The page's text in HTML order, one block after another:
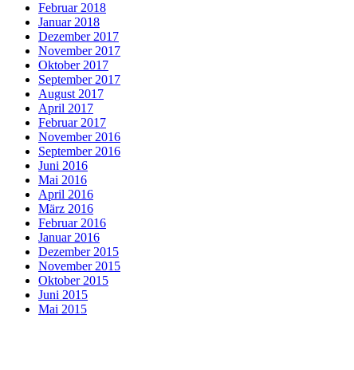
Februar 2018
Januar 2018
Dezember 2017
November 2017
Oktober 2017
September 2017
August 2017
April 2017
Februar 2017
November 2016
September 2016
Juni 2016
Mai 2016
April 2016
März 2016
Februar 2016
Januar 2016
Dezember 2015
November 2015
Oktober 2015
Juni 2015
Mai 2015